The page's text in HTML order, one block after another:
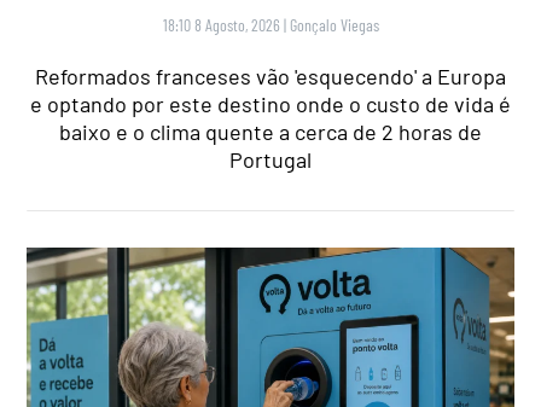
18:10 8 Agosto, 2026 | Gonçalo Viegas
Reformados franceses vão 'esquecendo' a Europa
e optando por este destino onde o custo de vida é
baixo e o clima quente a cerca de 2 horas de
Portugal